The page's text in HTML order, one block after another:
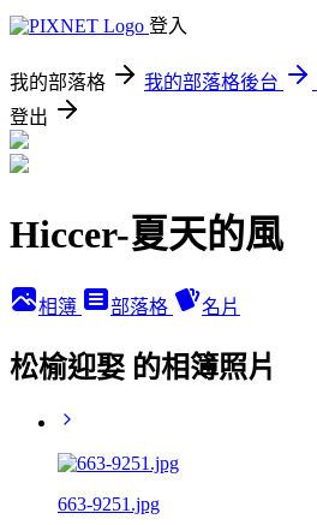
登入
我的部落格 我的部落格後台
登出
Hiccer-夏天的風
相簿 部落格 名片
松榆迎娶 的相簿照片
663-9251.jpg